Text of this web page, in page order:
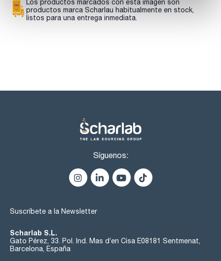
ESPECIFICACIONES
contenido (acidimétrico) : min. 99 %
Los productos marcados con esta imagen son
productos marca Scharlau habitualmente en stock,
listos para una entrega inmediata.
Síguenos:
Suscríbete a la Newsletter
Scharlab S.L.
Gato Pérez, 33. Pol. Ind. Mas d’en Cisa E08181 Sentmenat,
Barcelona, España